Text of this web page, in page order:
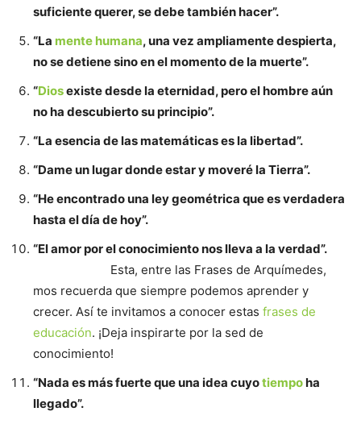
suficiente querer, se debe también hacer”.
“La mente humana, una vez ampliamente despierta,
no se detiene sino en el momento de la muerte”.
“Diosexiste desde la eternidad, pero el hombre aún
no ha descubierto su principio”.
“La esencia de las matemáticas es la libertad”.
“Dame un lugar donde estar y moveré la Tierra”.
“He encontrado una ley geométrica que es verdadera
hasta el día de hoy”.
“El amor por el conocimiento nos lleva a la verdad”.
Esta, entre las Frases de Arquímedes,
mos recuerda que siempre podemos aprender y
crecer. Así te invitamos a conocer estas frases de
educación. ¡Deja inspirarte por la sed de
conocimiento!
“Nada es más fuerte que una idea cuyotiempoha
llegado”.